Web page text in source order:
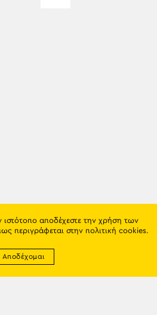
ιστότοπο αποδέχεστε την χρήση των
περιγράφεται στην πολιτική cookies.
Αποδέχομαι